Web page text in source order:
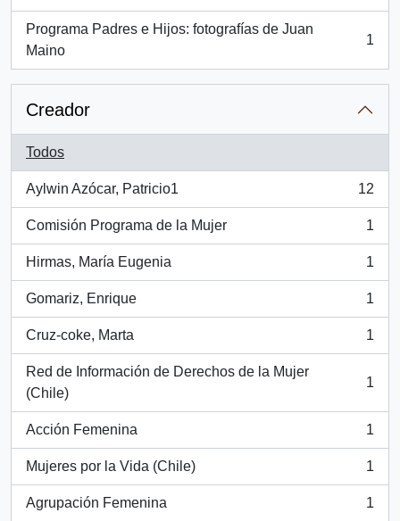
Programa Padres e Hijos: fotografías de Juan
Maino
, 1 resultados
1
Creador
Todos
Aylwin Azócar, Patricio1
, 12 resultados
12
Comisión Programa de la Mujer
, 1 resultados
1
Hirmas, María Eugenia
, 1 resultados
1
Gomariz, Enrique
, 1 resultados
1
Cruz-coke, Marta
, 1 resultados
1
Red de Información de Derechos de la Mujer
(Chile)
, 1 resultados
1
Acción Femenina
, 1 resultados
1
Mujeres por la Vida (Chile)
, 1 resultados
1
Agrupación Femenina
, 1 resultados
1